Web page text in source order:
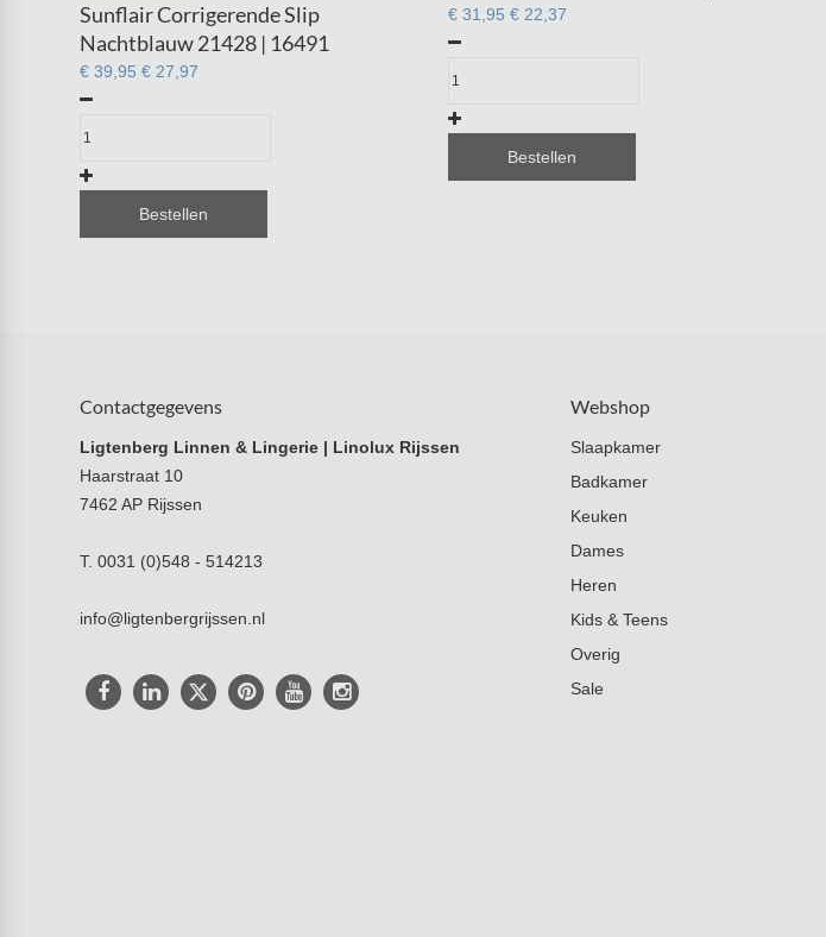
Sunflair Corrigerende Slip
Nachtblauw 21428 | 16491
€ 39,95 € 27,97
Bestellen
€ 31,95 € 22,37
Bestellen
Contactgegevens
Ligtenberg Linnen & Lingerie | Linolux Rijssen
Haarstraat 10
7462 AP Rijssen
T. 0031 (0)548 - 514213
info@ligtenbergrijssen.nl
Webshop
Slaapkamer
Badkamer
Keuken
Dames
Heren
Kids & Teens
Overig
Sale